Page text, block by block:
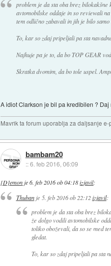
problem je da sta oba brez
avtomobilske oddaje in so reviewali
tem odlično zabavali in jih je bilo samo
To, kar so zdaj pripeljali pa sta
Najhuje pa je to, da bo TOP GEAR
Skratka dvomim, da bo tole uspel.
A idiot Clarkson je bil pa kredibilen ? Daj
Mavrik ta forum uporablja za daljsanje
bambam20
::6. feb 2016, 06:09
[D]emonje6. feb 2016 ob 04:18 izjavil:
Thubanje 5. feb 2016 ob 22:12 izjavil:
problem je da sta oba brez
že dolgo vodili avtomobilske
toliko oboževali, da so se med
gledat.
To, kar so zdaj pripeljali pa sta